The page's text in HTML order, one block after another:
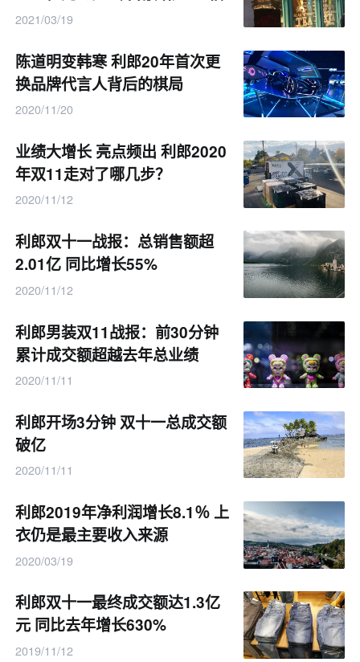
2021/03/19
陈道明变韩寒 利郎20年首次更
换品牌代言人背后的棋局
2020/11/20
业绩大增长 亮点频出 利郎2020
年双11走对了哪几步？
2020/11/12
利郎双十一战报：总销售额超
2.01亿 同比增长55%
2020/11/12
利郎男装双11战报：前30分钟
累计成交额超越去年总业绩
2020/11/11
利郎开场3分钟 双十一总成交额
破亿
2020/11/11
利郎2019年净利润增长8.1％ 上
衣仍是最主要收入来源
2020/03/19
利郎双十一最终成交额达1.3亿
元 同比去年增长630%
2019/11/12